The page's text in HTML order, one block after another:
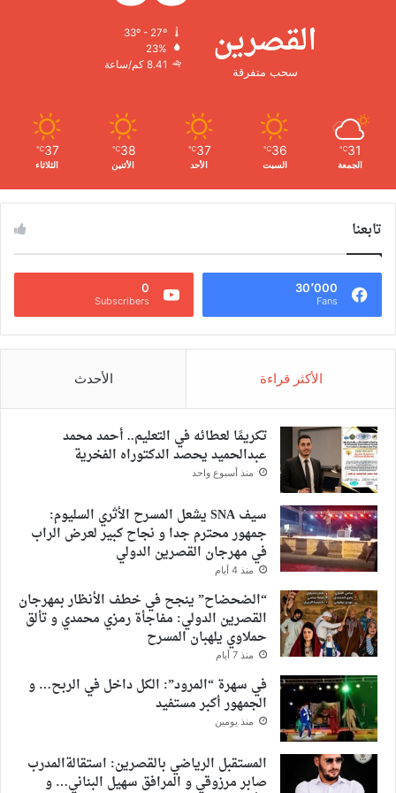
القصرين
سحب متفرقة
23%
8.41 كم/ساعة
31
℃
الجمعة
36
℃
السبت
37
℃
الأحد
38
℃
الأثنين
37
℃
الثلاثاء
تابعنا
30٬000
Fans
0
Subscribers
الأكثر قراءة الأحدث
تكريمًا لعطائه في التعليم.. أحمد محمد
عبدالحميد يحصد الدكتوراه الفخرية
منذ أسبوع واحد
سيف SNA يشعل المسرح الأثري السليوم:
جمهور محترم جدا و نجاح كبير لعرض الراب
في مهرجان القصرين الدولي
منذ 4 أيام
“الضحضاح” ينجح في خطف الأنظار بمهرجان
القصرين الدولي: مفاجأة رمزي محمدي و تألق
حملاوي يلهبان المسرح
منذ 7 أيام
في سهرة “المرود”: الكل داخل في الربح… و
الجمهور أكبر مستفيد
منذ يومين
المستقبل الرياضي بالقصرين: استقالةالمدرب
صابر مرزوقي و المرافق سهيل البناني… و